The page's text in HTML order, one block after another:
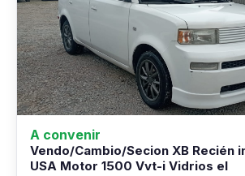
A convenir
Vendo/Cambio/Secion XB Recién
USA Motor 1500 Vvt-i Vidrios el